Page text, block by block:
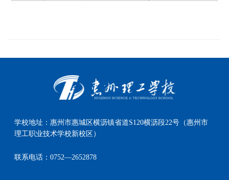
学校地址：惠州市惠城区横沥镇省道S120横沥段22号（惠州市
理工职业技术学校新校区）
联系电话：0752—2652878